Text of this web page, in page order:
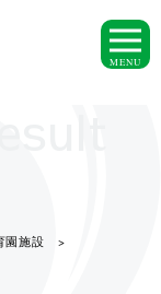
MENU
園施設 >